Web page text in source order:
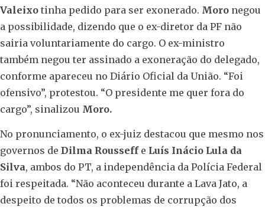
Valeixo tinha pedido para ser exonerado. Moro negou
a possibilidade, dizendo que o ex-diretor da PF não
sairia voluntariamente do cargo. O ex-ministro
também negou ter assinado a exoneração do delegado,
conforme apareceu no Diário Oficial da União. “Foi
ofensivo”, protestou. “O presidente me quer fora do
cargo”, sinalizou Moro.
No pronunciamento, o ex-juiz destacou que mesmo nos
governos de Dilma Rousseffe Luís Inácio Lula da
Silva, ambos do PT, a independência da Polícia Federal
foi respeitada. “Não aconteceu durante a Lava Jato, a
despeito de todos os problemas de corrupção dos